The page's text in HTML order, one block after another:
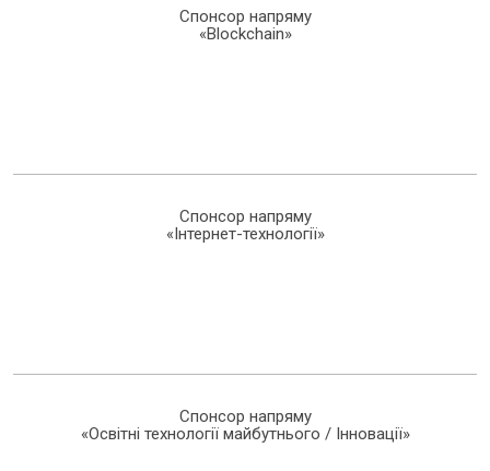
Спонсор напряму
«Blockchain»
Спонсор напряму
«Інтернет-технології»
Спонсор напряму
«Освітні технології майбутнього / Інновації»